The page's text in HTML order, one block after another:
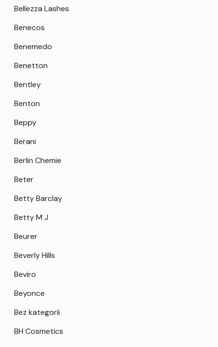
Bellezza Lashes
Benecos
Benemedo
Benetton
Bentley
Benton
Beppy
Berani
Berlin Chemie
Beter
Betty Barclay
Betty M J
Beurer
Beverly Hills
Beviro
Beyonce
Bez kategorii
BH Cosmetics